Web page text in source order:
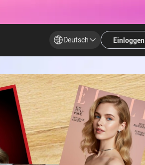
Deutsch Einloggen